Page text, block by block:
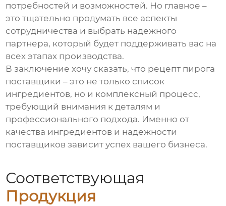
потребностей и возможностей. Но главное –
это тщательно продумать все аспекты
сотрудничества и выбрать надежного
партнера, который будет поддерживать вас на
всех этапах производства.
В заключение хочу сказать, что рецепт пирога
поставщики – это не только список
ингредиентов, но и комплексный процесс,
требующий внимания к деталям и
профессионального подхода. Именно от
качества ингредиентов и надежности
поставщиков зависит успех вашего бизнеса.
Соответствующая
Продукция